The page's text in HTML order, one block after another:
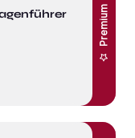
Premium